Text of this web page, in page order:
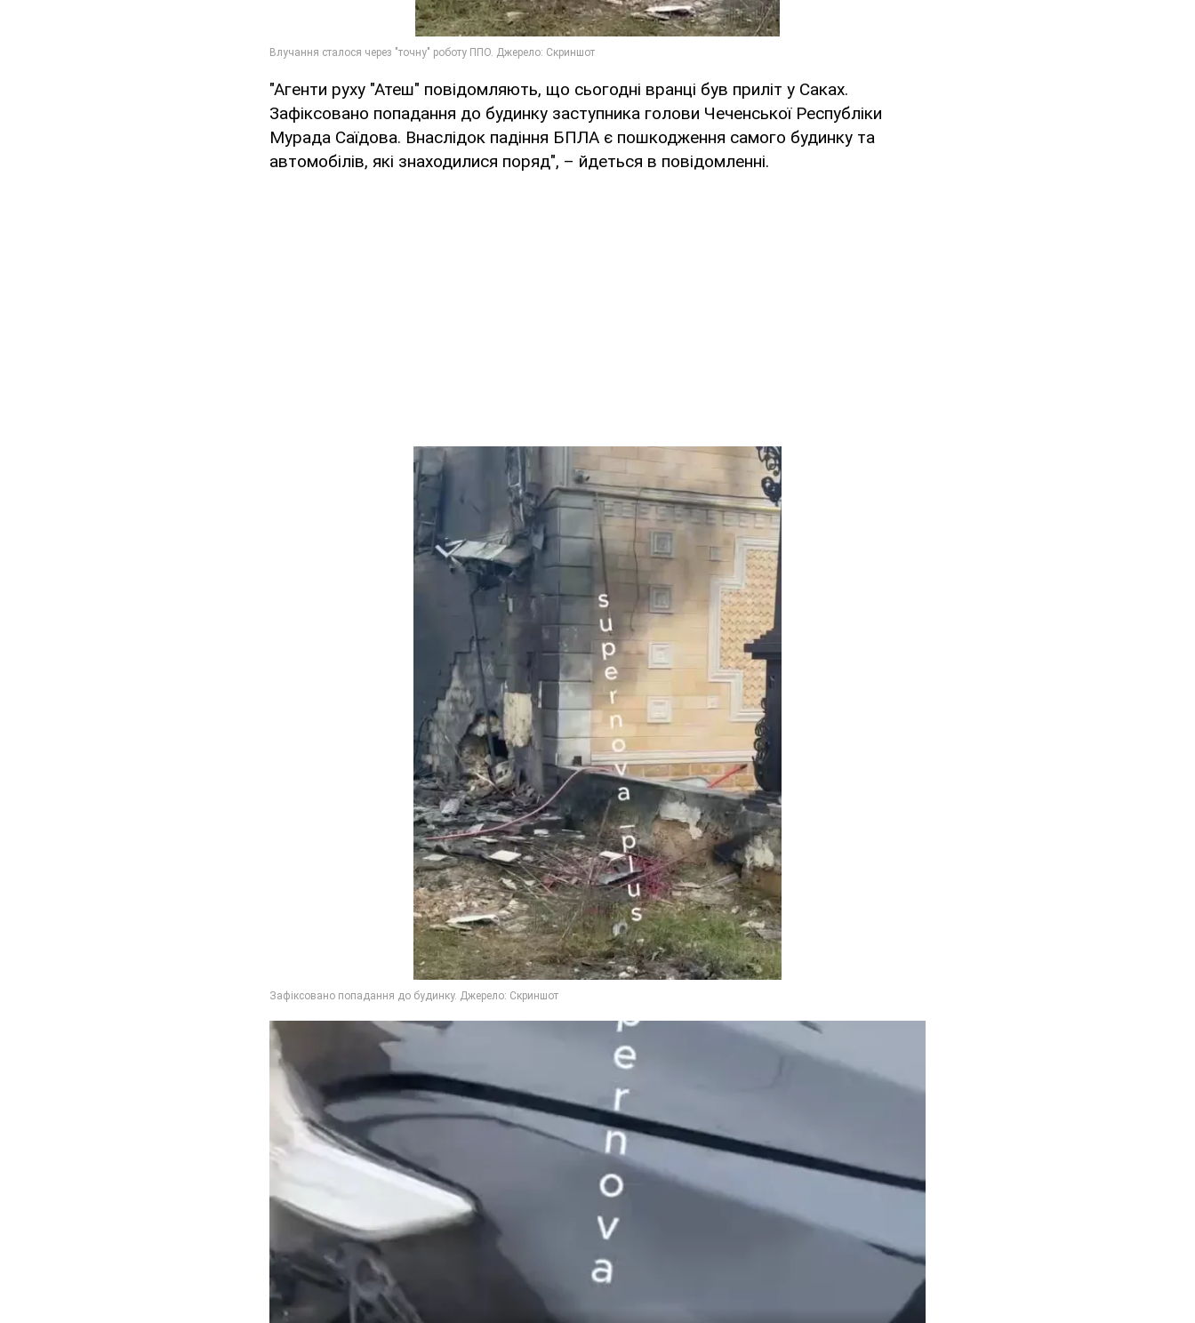
"Агенти руху "Атеш" повідомляють, що сьогодні вранці був приліт у Саках.
Зафіксовано попадання до будинку заступника голови Чеченської Республіки
Мурада Саїдова. Внаслідок падіння БПЛА є пошкодження самого будинку та
автомобілів, які знаходилися поряд", – йдеться в повідомленні.